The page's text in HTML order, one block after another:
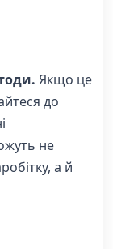
Якщо це
до
не
а й